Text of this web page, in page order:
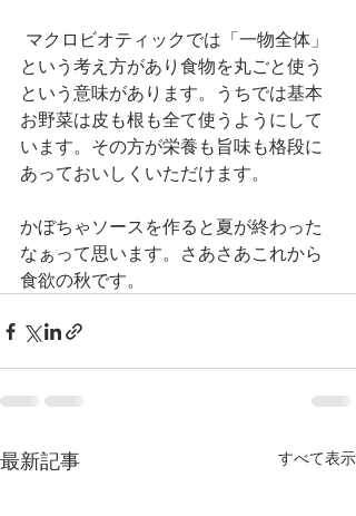
という考え方があり食物を丸ごと使う
という意味があります。うちでは基本
お野菜は皮も根も全て使うようにして
います。その方が栄養も旨味も格段に
あっておいしくいただけます。
かぼちゃソースを作ると夏が終わった
なぁって思います。さあさあこれから
食欲の秋です。
最新記事 すべて表示